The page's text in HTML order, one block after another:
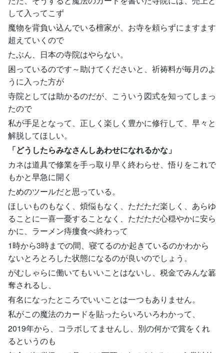
して入ってこず
魔物を背負い込んでいる檀家が、お寺を頼らずにますます
超えていくので
たぶん、日本の寺院はやらない。
困っているのです～助けてくださいと、祈祷料が毎月のよ
うに入った方が
寺院としては助かるのだが、こういう図式を知ってしまっ
たので
私が手足となって、正しく楽しく豊かに修行して、早々と
解脱してほしい。
「どうしたらみなさんしあわせになれるかな」
カネは道具で修業を手っ取り早く終わらせ、悟りをこれで
もかと早急に開く
ためのツールだと思っている。
ほしいものもなく、煩悩もなく、ただただ楽しく、あらゆ
ることに一喜一憂することなく、ただただ心穏やかに安ら
かに、ラーメン痔瘻食べ終わって
1時から3時までの間、寝てるのか起きているのかわから
ないとろとろした状態になるのが良いのでしょう。
がむしゃらに働いてもいいことはないし、税金でみんな簒
奪されるし、
有名になったところでいいことは一つもありません。
私がこの魔法のカードを貼ったらいろいろわかって、
2019年から、コラボしてませんし、別の何かで賞をくれ
るというのも